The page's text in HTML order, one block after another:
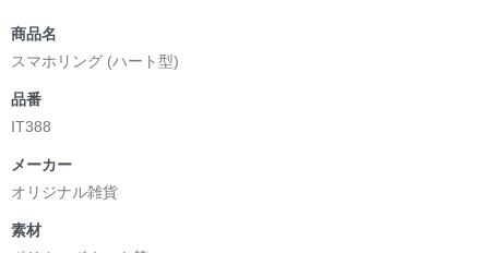
商品名
スマホリング (ハート型)
品番
IT388
メーカー
オリジナル雑貨
素材